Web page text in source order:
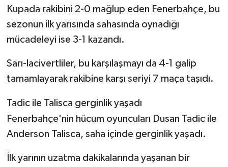
Kupada rakibini 2-0 mağlup eden Fenerbahçe, bu
sezonun ilk yarısında sahasında oynadığı
mücadeleyi ise 3-1 kazandı.
Sarı-lacivertliler, bu karşılaşmayı da 4-1 galip
tamamlayarak rakibine karşı seriyi 7 maça taşıdı.
Tadic ile Talisca gerginlik yaşadı
Fenerbahçe'nin hücum oyuncuları Dusan Tadic ile
Anderson Talisca, saha içinde gerginlik yaşadı.
İlk yarının uzatma dakikalarında yaşanan bir